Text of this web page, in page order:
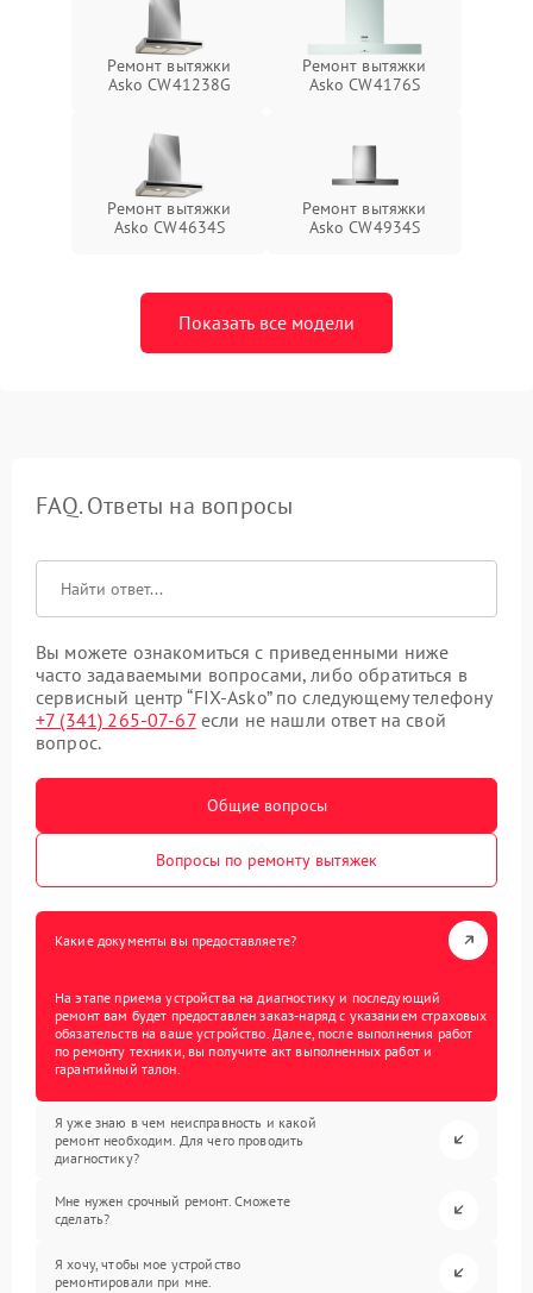
Ремонт вытяжки
Asko CW41238G
Ремонт вытяжки
Asko CW4176S
Ремонт вытяжки
Asko CW4634S
Ремонт вытяжки
Asko CW4934S
Показать все модели
FAQ. Ответы на вопросы
Вы можете ознакомиться с приведенными ниже
часто задаваемыми вопросами, либо обратиться в
сервисный центр “FIX-Asko” по следующему телефону
+7 (341) 265-07-67если не нашли ответ на свой
вопрос.
Общие вопросы
Вопросы по ремонту вытяжек
Какие документы вы предоставляете?
На этапе приема устройства на диагностику и последующий
ремонт вам будет предоставлен заказ-наряд с указанием страховых
обязательств на ваше устройство. Далее, после выполнения работ
по ремонту техники, вы получите акт выполненных работ и
гарантийный талон.
Я уже знаю в чем неисправность и какой
ремонт необходим. Для чего проводить
диагностику?
Мне нужен срочный ремонт. Сможете
сделать?
Я хочу, чтобы мое устройство
ремонтировали при мне.